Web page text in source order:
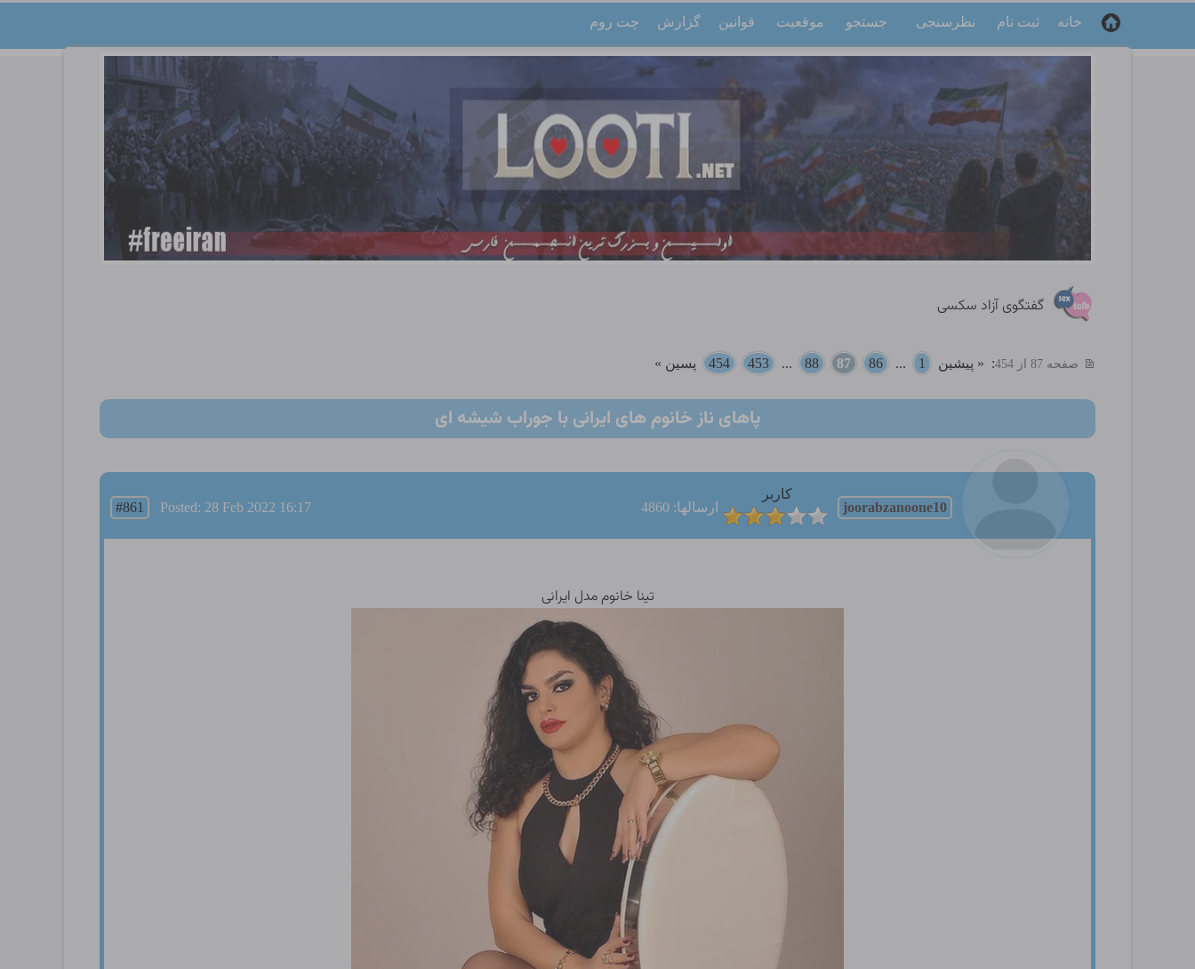
خانه ثبت نام نظرسنجی جستجو موقعیت قوانین گزارش چت روم
گفتگوی آزاد سکسی
صفحه 87 از 454 : « پیشین 1
...
86
87
88
...
453
454 پسین »
پاهای ناز خانوم های ایرانی با جوراب شیشه ای
joorabzanoone10
کاربر
ارسالها: 4860
#861 Posted: 28 Feb 2022 16:17
تینا خانوم مدل ایرانی